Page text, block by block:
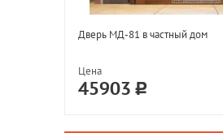
Дверь МД-81 в частный дом
Цена
45903